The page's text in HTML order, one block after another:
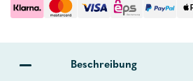
Beschreibung